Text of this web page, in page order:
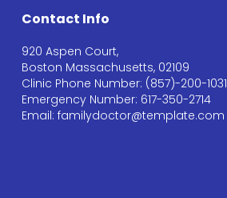
Contact Info
920 Aspen Court,
Boston Massachusetts, 02109
Clinic Phone Number: (857)-200-1031
Emergency Number: 617-350-2714
Email: familydoctor@template.com